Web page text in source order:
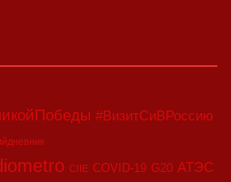
#ВизитСиВРоссию
CIIE COVID-19 G20 АТЭС